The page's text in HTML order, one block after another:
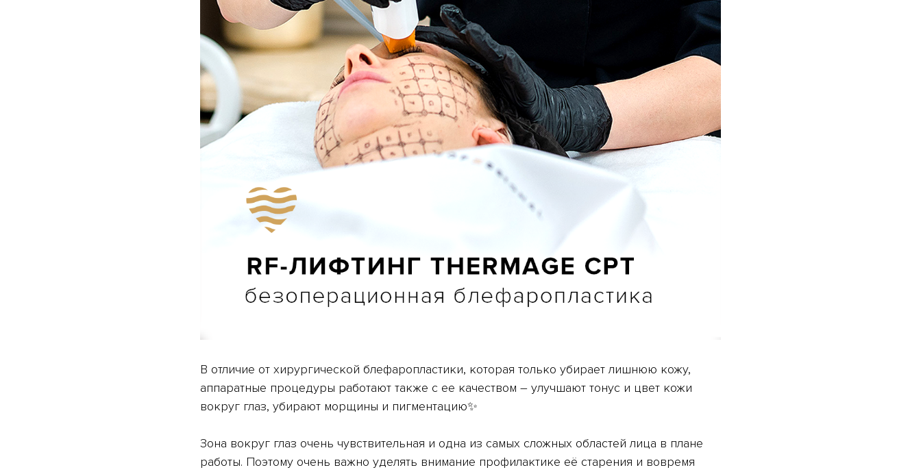
В отличие от хирургической блефаропластики, которая только убирает лишнюю кожу,
аппаратные процедуры работают также с ее качеством – улучшают тонус и цвет кожи
вокруг глаз, убирают морщины и пигментацию✨
Зона вокруг глаз очень чувствительная и одна из самых сложных областей лица в плане
работы. Поэтому очень важно уделять внимание профилактике её старения и вовремя